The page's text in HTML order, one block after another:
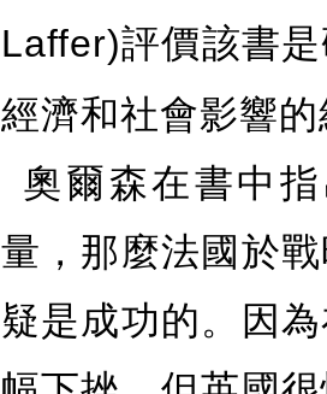
Laffer)評價該書
經濟和社會影響
奧爾森在書中
量，那麼法國於
疑是成功的。因